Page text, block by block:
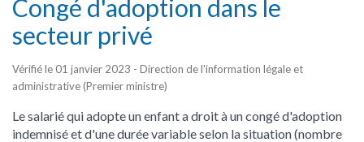
Congé d'adoption dans le
secteur privé
Vérifié le 01 janvier 2023 - Direction de l'information légale et
administrative (Premier ministre)
Le salarié qui adopte un enfant a droit à un congé d'adoption
indemnisé et d'une durée variable selon la situation (nombre